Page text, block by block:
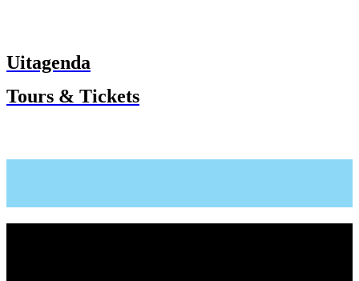
Uitagenda
Tours & Tickets